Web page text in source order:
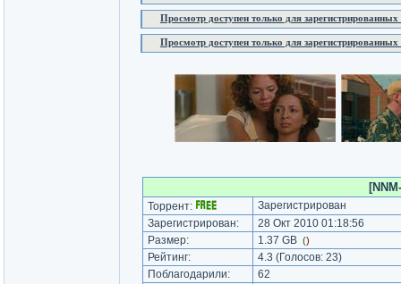
Просмотр доступен только для зарегистрированных
Просмотр доступен только для зарегистрированных
Торрент:
Зарегистрирован
Зарегистрирован:
28 Окт 2010 01:18:56
Размер:
1.37 GB ()
Рейтинг: 4.3 (Голосов: 23)
Поблагодарили:
62